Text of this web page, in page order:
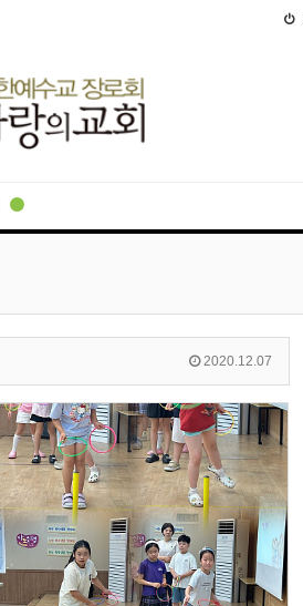
2020.12.07